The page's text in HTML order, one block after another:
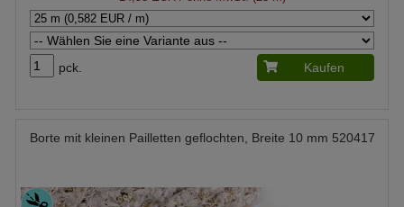
pck. Kaufen
Borte mit kleinen Pailletten geflochten, Breite 10 mm 520417